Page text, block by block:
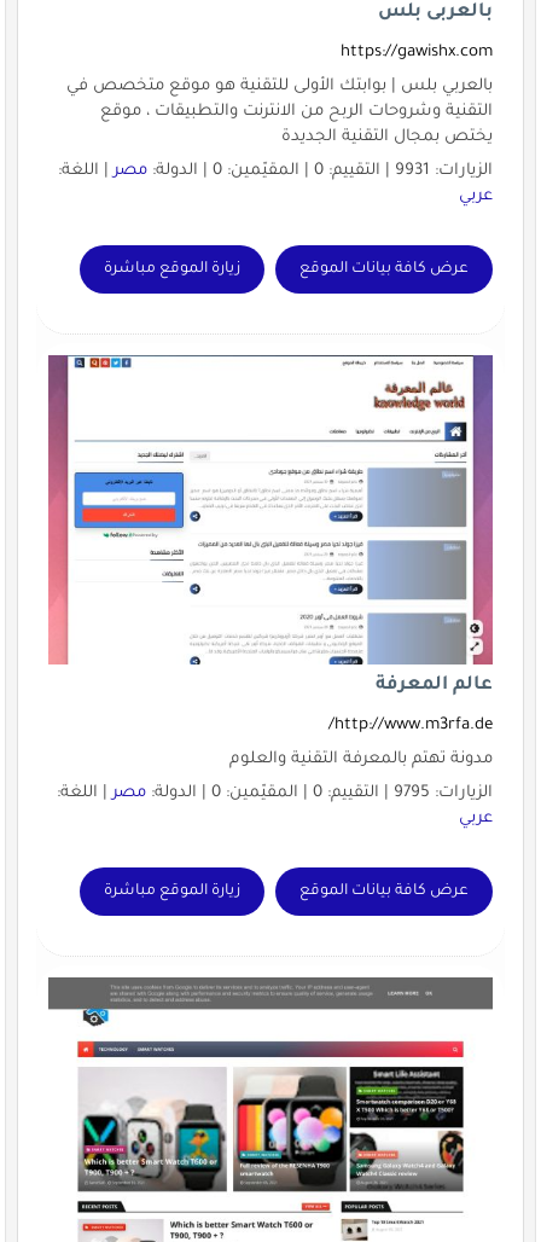
بالعربى بلس
https://gawishx.com
بالعربي بلس | بوابتك الأولى للتقنية هو موقع متخصص في
التقنية وشروحات الربح من الانترنت والتطبيقات ، موقع
يختص بمجال التقنية الجديدة
الزيارات: 9931 | التقييم: 0 | المقيّمين: 0 | الدولة:
مصر| اللغة:
عربي
عرض كافة بيانات الموقع زيارة الموقع مباشرة
عالم المعرفة
http://www.m3rfa.de/
مدونة تهتم بالمعرفة التقنية والعلوم
الزيارات: 9795 | التقييم: 0 | المقيّمين: 0 | الدولة:
مصر| اللغة:
عربي
عرض كافة بيانات الموقع زيارة الموقع مباشرة